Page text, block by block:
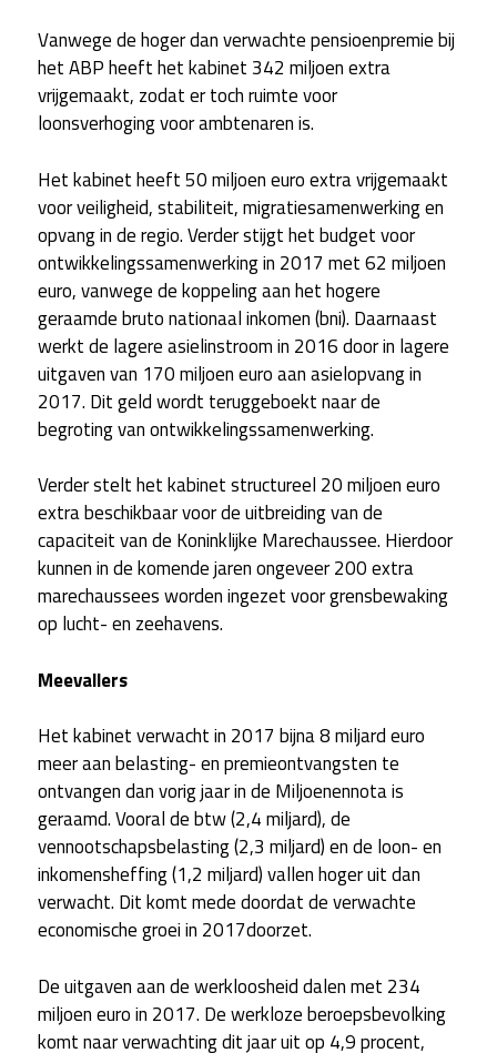
Vanwege de hoger dan verwachte pensioenpremie bij
het ABP heeft het kabinet 342 miljoen extra
vrijgemaakt, zodat er toch ruimte voor
loonsverhoging voor ambtenaren is.
Het kabinet heeft 50 miljoen euro extra vrijgemaakt
voor veiligheid, stabiliteit, migratiesamenwerking en
opvang in de regio. Verder stijgt het budget voor
ontwikkelingssamenwerking in 2017 met 62 miljoen
euro, vanwege de koppeling aan het hogere
geraamde bruto nationaal inkomen (bni). Daarnaast
werkt de lagere asielinstroom in 2016 door in lagere
uitgaven van 170 miljoen euro aan asielopvang in
2017. Dit geld wordt teruggeboekt naar de
begroting van ontwikkelingssamenwerking.
Verder stelt het kabinet structureel 20 miljoen euro
extra beschikbaar voor de uitbreiding van de
capaciteit van de Koninklijke Marechaussee. Hierdoor
kunnen in de komende jaren ongeveer 200 extra
marechaussees worden ingezet voor grensbewaking
op lucht- en zeehavens.
Meevallers
Het kabinet verwacht in 2017 bijna 8 miljard euro
meer aan belasting- en premieontvangsten te
ontvangen dan vorig jaar in de Miljoenennota is
geraamd. Vooral de btw (2,4 miljard), de
vennootschapsbelasting (2,3 miljard) en de loon- en
inkomensheffing (1,2 miljard) vallen hoger uit dan
verwacht. Dit komt mede doordat de verwachte
economische groei in 2017doorzet.
De uitgaven aan de werkloosheid dalen met 234
miljoen euro in 2017. De werkloze beroepsbevolking
komt naar verwachting dit jaar uit op 4,9 procent,